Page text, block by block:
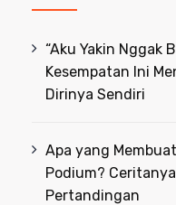
“Aku Yakin Nggak
Kesempatan Ini
Dirinya Sendiri
Apa yang
Podium?
Pertandingan